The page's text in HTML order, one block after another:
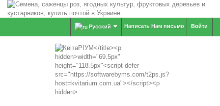
Войти
Написать Нам письмо
Русский